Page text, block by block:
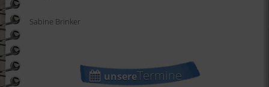
Sabine Brinker
unsereTermine